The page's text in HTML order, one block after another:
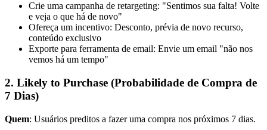
Crie uma campanha de retargeting: "Sentimos sua falta! Volte
e veja o que há de novo"
Ofereça um incentivo: Desconto, prévia de novo recurso,
conteúdo exclusivo
Exporte para ferramenta de email: Envie um email "não nos
vemos há um tempo"
2. Likely to Purchase (Probabilidade de Compra de
7 Dias)
Quem: Usuários preditos a fazer uma compra nos próximos 7 dias.